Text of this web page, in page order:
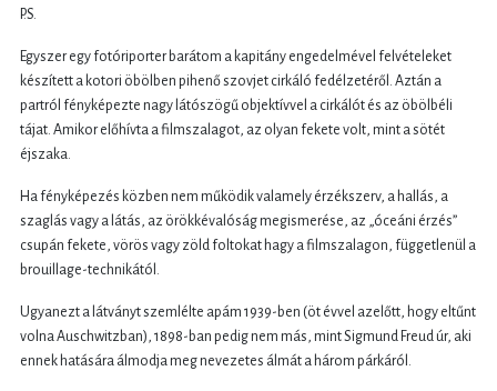
P.S.
Egyszer egy fotóriporter barátom a kapitány engedelmével felvételeket
készített a kotori öbölben pihenő szovjet cirkáló fedélzetéről. Aztán a
partról fényképezte nagy látószögű objektívvel a cirkálót és az öbölbéli
tájat. Amikor előhívta a filmszalagot, az olyan fekete volt, mint a sötét
éjszaka.
Ha fényképezés közben nem működik valamely érzékszerv, a hallás, a
szaglás vagy a látás, az örökkévalóság megismerése, az „óceáni érzés”
csupán fekete, vörös vagy zöld foltokat hagy a filmszalagon, függetlenül a
brouillage-technikától.
Ugyanezt a látványt szemlélte apám 1939-ben (öt évvel azelőtt, hogy eltűnt
volna Auschwitzban), 1898-ban pedig nem más, mint Sigmund Freud úr, aki
ennek hatására álmodja meg nevezetes álmát a három párkáról.